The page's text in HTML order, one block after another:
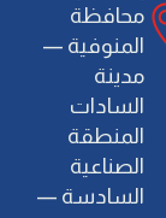
ﻣﺤﺎﻓﻈﺔ
اﻟﻤﻨﻮﻓﻴﺔ —
ﻣﺪﻳﻨﺔ
اﻟﺴﺎدات
اﻟﻤﻨﻄﻘﺔ
اﻟﺼﻨﺎﻋﻴﺔ
اﻟﺴﺎدﺳﺔ —